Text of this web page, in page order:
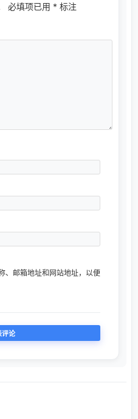
必填项已用 * 标注
、邮箱地址和网站地址，以便